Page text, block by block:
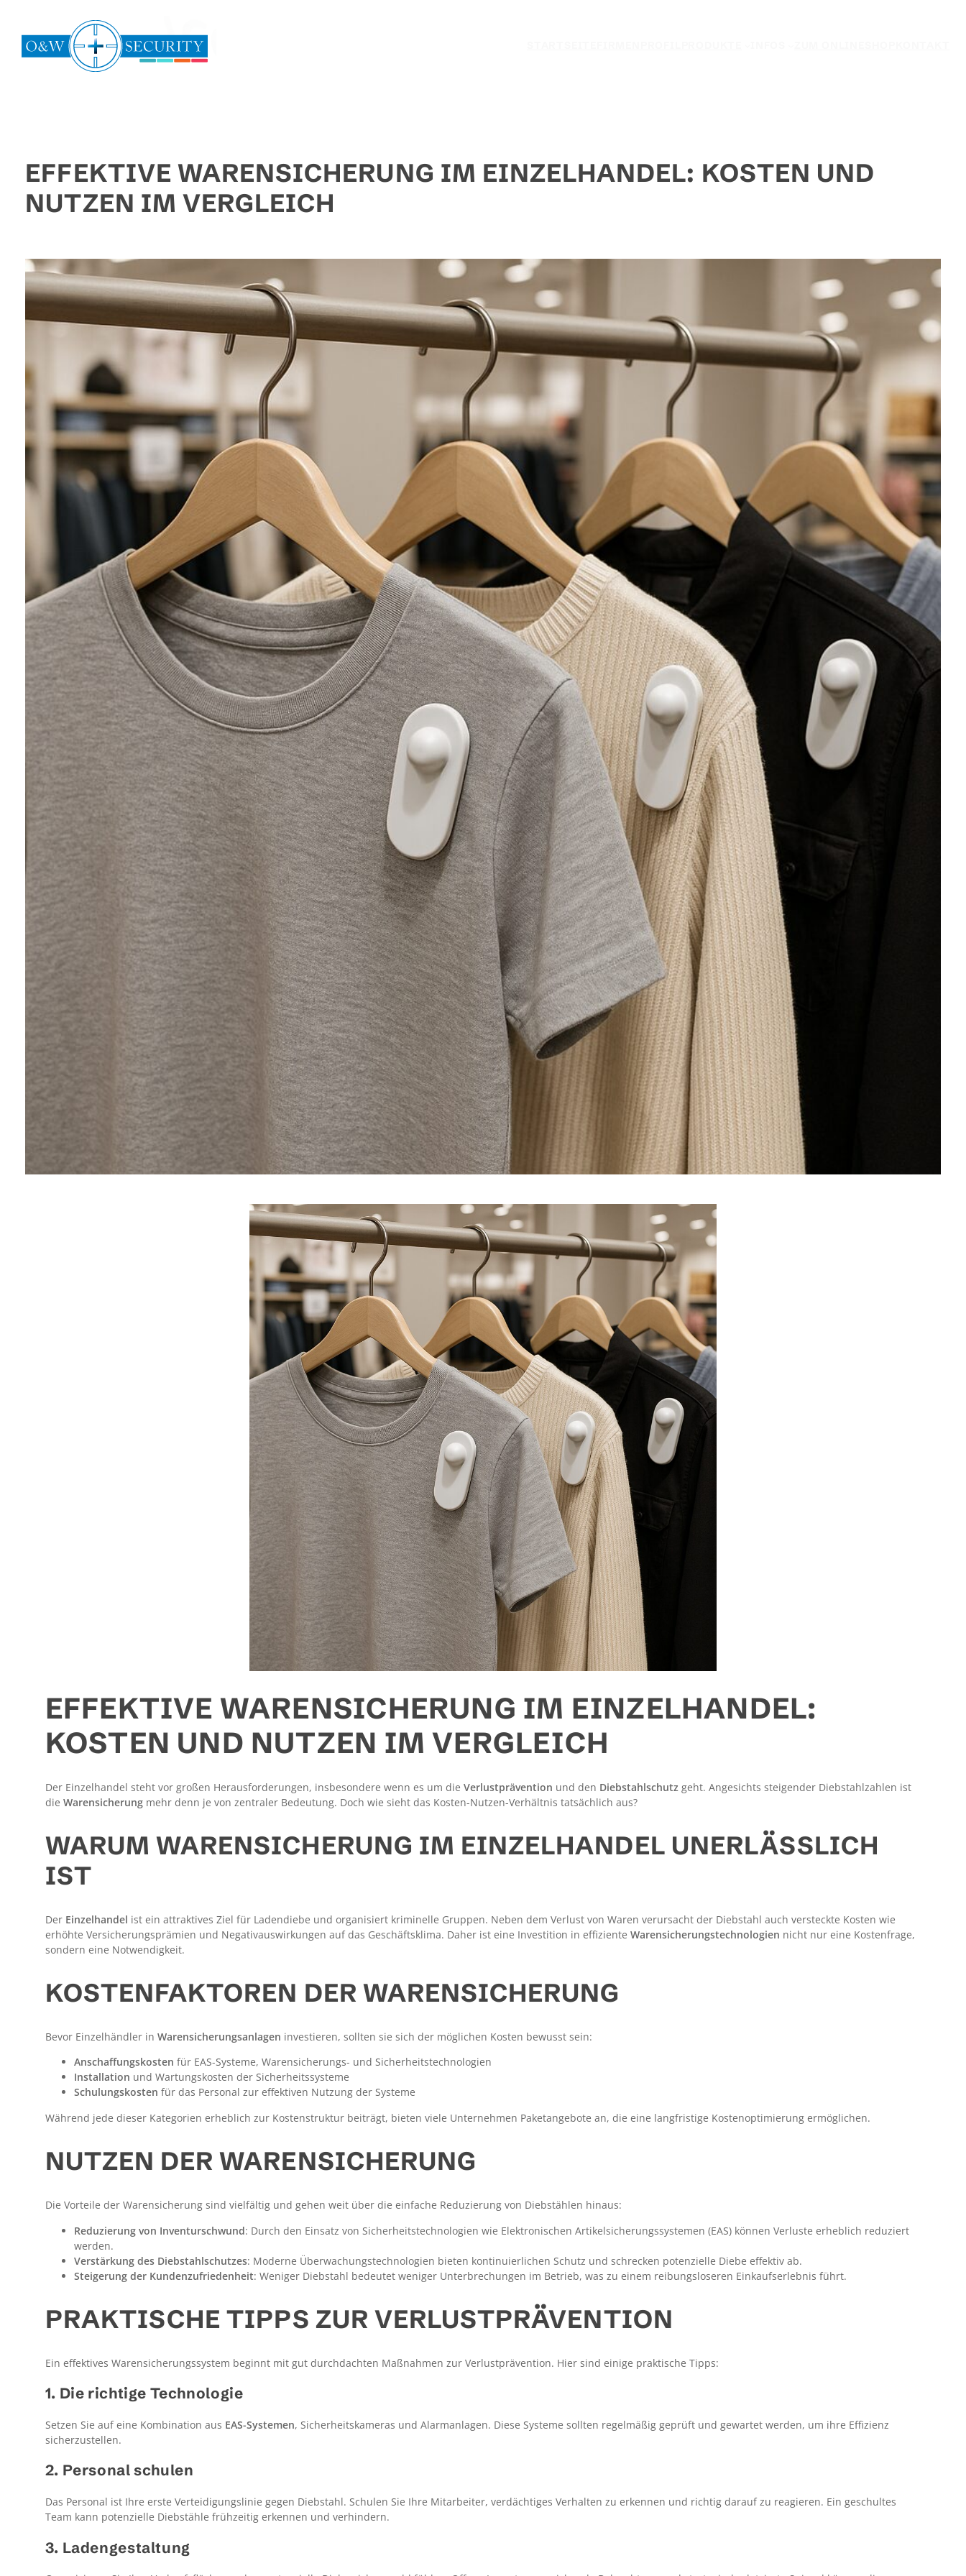
springen
EFFEKTIVE WARENSICHERUNG IM EINZELHANDEL: KOSTEN UND
NUTZEN IM VERGLEICH
EFFEKTIVE WARENSICHERUNG IM EINZELHANDEL:
KOSTEN UND NUTZEN IM VERGLEICH
Der Einzelhandel steht vor großen Herausforderungen, insbesondere wenn es um die Verlustprävention und den Diebstahlschutz geht. Angesichts steigender Diebstahlzahlen ist
die Warensicherungmehr denn je von zentraler Bedeutung. Doch wie sieht das Kosten-Nutzen-Verhältnis tatsächlich aus?
WARUM WARENSICHERUNG IM EINZELHANDEL UNERLÄSSLICH
IST
Der Einzelhandel ist ein attraktives Ziel für Ladendiebe und organisiert kriminelle Gruppen. Neben dem Verlust von Waren verursacht der Diebstahl auch versteckte Kosten wie
erhöhte Versicherungsprämien und Negativauswirkungen auf das Geschäftsklima. Daher ist eine Investition in effiziente Warensicherungstechnologien nicht nur eine Kostenfrage,
sondern eine Notwendigkeit.
KOSTENFAKTOREN DER WARENSICHERUNG
Bevor Einzelhändler in Warensicherungsanlagen investieren, sollten sie sich der möglichen Kosten bewusst sein:
Anschaffungskosten für EAS-Systeme, Warensicherungs- und Sicherheitstechnologien
Installation und Wartungskosten der Sicherheitssysteme
Schulungskosten für das Personal zur effektiven Nutzung der Systeme
Während jede dieser Kategorien erheblich zur Kostenstruktur beiträgt, bieten viele Unternehmen Paketangebote an, die eine langfristige Kostenoptimierung ermöglichen.
NUTZEN DER WARENSICHERUNG
Die Vorteile der Warensicherung sind vielfältig und gehen weit über die einfache Reduzierung von Diebstählen hinaus:
Reduzierung von Inventurschwund: Durch den Einsatz von Sicherheitstechnologien wie Elektronischen Artikelsicherungssystemen (EAS) können Verluste erheblich reduziert
werden.
Verstärkung des Diebstahlschutzes: Moderne Überwachungstechnologien bieten kontinuierlichen Schutz und schrecken potenzielle Diebe effektiv ab.
Steigerung der Kundenzufriedenheit: Weniger Diebstahl bedeutet weniger Unterbrechungen im Betrieb, was zu einem reibungsloseren Einkaufserlebnis führt.
PRAKTISCHE TIPPS ZUR VERLUSTPRÄVENTION
Ein effektives Warensicherungssystem beginnt mit gut durchdachten Maßnahmen zur Verlustprävention. Hier sind einige praktische Tipps:
1. Die richtige Technologie
Setzen Sie auf eine Kombination aus EAS-Systemen, Sicherheitskameras und Alarmanlagen. Diese Systeme sollten regelmäßig geprüft und gewartet werden, um ihre Effizienz
sicherzustellen.
2. Personal schulen
Das Personal ist Ihre erste Verteidigungslinie gegen Diebstahl. Schulen Sie Ihre Mitarbeiter, verdächtiges Verhalten zu erkennen und richtig darauf zu reagieren. Ein geschultes
Team kann potenzielle Diebstähle frühzeitig erkennen und verhindern.
3. Ladengestaltung